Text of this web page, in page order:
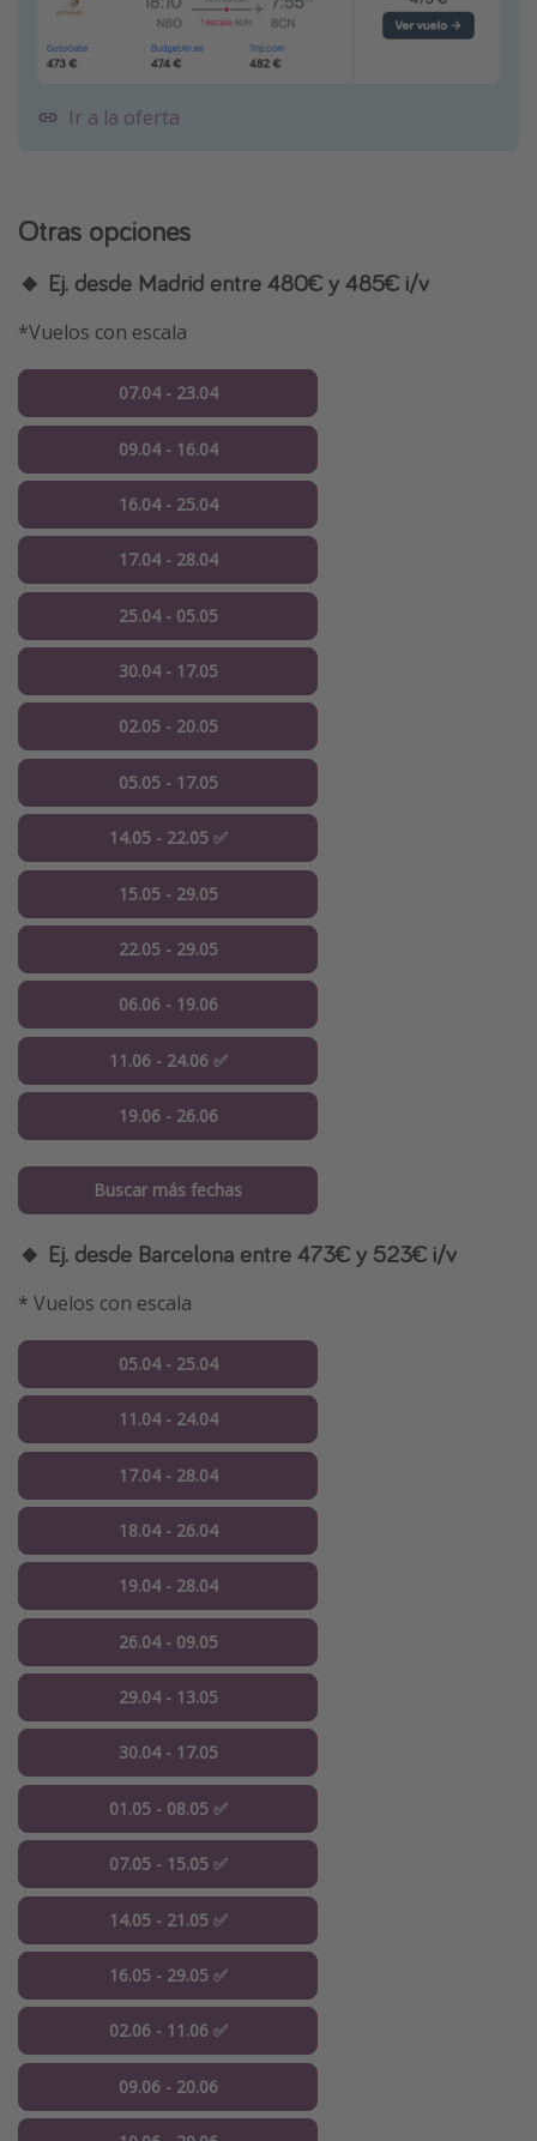
Ir a la oferta
Otras opciones
🔸 Ej. desde Madrid entre 480€ y 485€ i/v
*Vuelos con escala
07.04 - 23.04
09.04 - 16.04
16.04 - 25.04
17.04 - 28.04
25.04 - 05.05
30.04 - 17.05
02.05 - 20.05
05.05 - 17.05
14.05 - 22.05 ✅
15.05 - 29.05
22.05 - 29.05
06.06 - 19.06
11.06 - 24.06 ✅
19.06 - 26.06
Buscar más fechas
🔸 Ej. desde Barcelona entre 473€ y 523€ i/v
* Vuelos con escala
05.04 - 25.04
11.04 - 24.04
17.04 - 28.04
18.04 - 26.04
19.04 - 28.04
26.04 - 09.05
29.04 - 13.05
30.04 - 17.05
01.05 - 08.05 ✅
07.05 - 15.05 ✅
14.05 - 21.05 ✅
16.05 - 29.05 ✅
02.06 - 11.06 ✅
09.06 - 20.06